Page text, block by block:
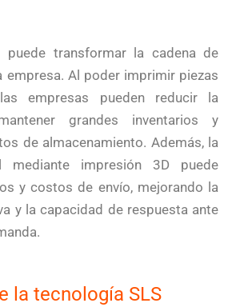
puede transformar la cadena de
empresa. Al poder imprimir piezas
empresas pueden reducir la
grandes inventarios y
de almacenamiento. Además, la
mediante impresión 3D puede
y costos de envío, mejorando la
y la capacidad de respuesta ante
la tecnología SLS